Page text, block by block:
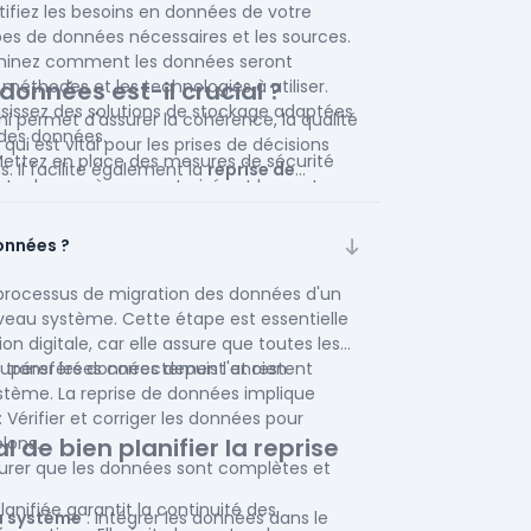
les besoins en données de votre
de données nécessaires et les sources.
comment les données seront
et les technologies à utiliser.
des solutions de stockage adaptées
données.
en place des mesures de sécurité
les accès non autorisés et les pertes.
des données.
comment les données seront utilisées
et les processus décisionnels.
des mécanismes de suivi et de mise à
pertinent et efficace.
est-il crucial ?
permet d'assurer la cohérence, la qualité
est vital pour les prises de décisions
Il facilite également lareprise de
?
de migration des données d'un
système. Cette étape est essentielle
digitale, car elle assure que toutes les
transférées correctement et restent
La reprise de données implique
les données depuis l'ancien
: Vérifier et corriger les données pour
que les données sont complètes et
système: Intégrer les données dans le
de bien planifier la reprise
garantit la continuité des